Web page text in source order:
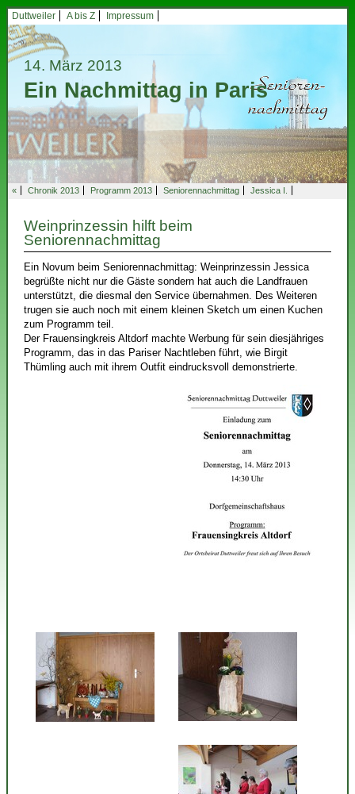
Duttweiler A bis Z Impressum
14. März 2013
Ein Nachmittag in Paris
« Chronik 2013 Programm 2013 Seniorennachmittag Jessica I.
Weinprinzessin hilft beim
Seniorennachmittag
Ein Novum beim Seniorennachmittag: Weinprinzessin Jessica
begrüßte nicht nur die Gäste sondern hat auch die Landfrauen
unterstützt, die diesmal den Service übernahmen. Des Weiteren
trugen sie auch noch mit einem kleinen Sketch um einen Kuchen
zum Programm teil.
Der Frauensingkreis Altdorf machte Werbung für sein diesjähriges
Programm, das in das Pariser Nachtleben führt, wie Birgit
Thümling auch mit ihrem Outfit eindrucksvoll demonstrierte.